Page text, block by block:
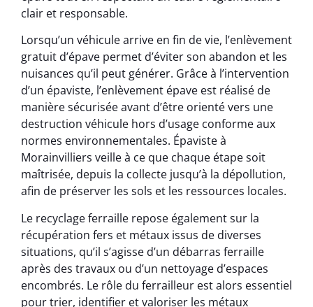
clair et responsable.
Lorsqu’un véhicule arrive en fin de vie, l’enlèvement
gratuit d’épave permet d’éviter son abandon et les
nuisances qu’il peut générer. Grâce à l’intervention
d’un épaviste, l’enlèvement épave est réalisé de
manière sécurisée avant d’être orienté vers une
destruction véhicule hors d’usage conforme aux
normes environnementales. Épaviste à
Morainvilliers veille à ce que chaque étape soit
maîtrisée, depuis la collecte jusqu’à la dépollution,
afin de préserver les sols et les ressources locales.
Le recyclage ferraille repose également sur la
récupération fers et métaux issus de diverses
situations, qu’il s’agisse d’un débarras ferraille
après des travaux ou d’un nettoyage d’espaces
encombrés. Le rôle du ferrailleur est alors essentiel
pour trier, identifier et valoriser les métaux